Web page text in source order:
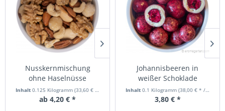
Nusskernmischung
ohne Haselnüsse
Inhalt 0.125 Kilogramm (33,60 € * / 1 Kilogramm)
ab 4,20 € *
Studentenfutter, ohne
Haselnusskerne
0.25 Kilogramm(22,00 € * / 1 Kilogramm)
ab 5,50 € *
Inhalt
Johannisbeeren in
weißer Schoklade
Inhalt 0.1 Kilogramm (38,00 € * / 1 Kilogramm)
3,80 € *